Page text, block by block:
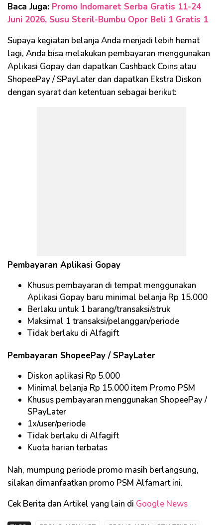
Baca Juga: Promo Indomaret Serba Gratis 11-24
Juni 2026, Susu Steril-Bumbu Opor Beli 1 Gratis 1
Supaya kegiatan belanja Anda menjadi lebih hemat
lagi, Anda bisa melakukan pembayaran menggunakan
Aplikasi Gopay dan dapatkan Cashback Coins atau
ShopeePay / SPayLater dan dapatkan Ekstra Diskon
dengan syarat dan ketentuan sebagai berikut:
Pembayaran Aplikasi Gopay
Khusus pembayaran di tempat menggunakan
Aplikasi Gopay baru minimal belanja Rp 15.000
Berlaku untuk 1 barang/transaksi/struk
Maksimal 1 transaksi/pelanggan/periode
Tidak berlaku di Alfagift
Pembayaran ShopeePay / SPayLater
Diskon aplikasi Rp 5.000
Minimal belanja Rp 15.000 item Promo PSM
Khusus pembayaran menggunakan ShopeePay /
SPayLater
1x/user/periode
Tidak berlaku di Alfagift
Kuota harian terbatas
Nah, mumpung periode promo masih berlangsung,
silakan dimanfaatkan promo PSM Alfamart ini.
Cek Berita dan Artikel yang lain di Google News